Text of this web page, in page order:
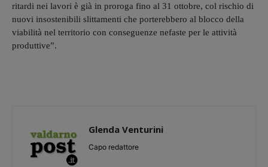
ritardi nei lavori è già in proroga fino al 31 ottobre, col rischio di
nuovi insostenibili slittamenti che porterebbero al blocco della
viabilità nel territorio con conseguenze nefaste per le attività
produttive”.
Glenda Venturini
Capo redattore